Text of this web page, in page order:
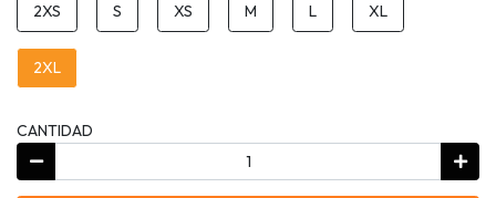
2XS S XS M L XL
2XL
CANTIDAD